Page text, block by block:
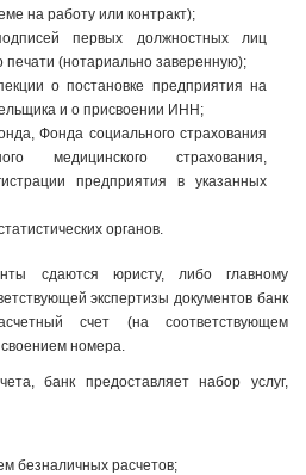
на работу или контракт);
первых должностных лиц
печати (нотариально заверенную);
о постановке предприятия на
и о присвоении ИНН;
Фонда социального страхования
медицинского страхования,
предприятия в указанных
органов.
сдаются юристу, либо главному
экспертизы документов банк
счет (на соответствующем
номера.
банк предоставляет набор услуг,
безналичных расчетов;